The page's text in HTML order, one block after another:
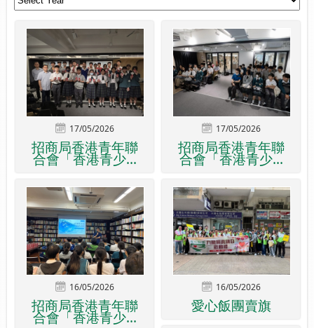
17/05/2026
招商局香港青年聯
合會「香港青少...
17/05/2026
招商局香港青年聯
合會「香港青少...
16/05/2026
招商局香港青年聯
合會「香港青少...
16/05/2026
愛心飯團賣旗